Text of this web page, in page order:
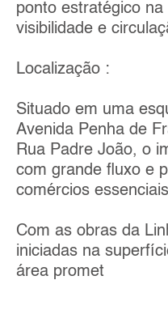
ponto estratégico
visibilidade e
Localização :
Situado em uma
Avenida Penha de
Rua Padre João, o
com grande fluxo e
comércios
Com as obras da
iniciadas na
área promet